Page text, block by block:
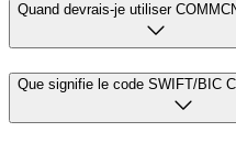
Quand devrais-je utiliser
Que signifie le code SWIFT/BIC